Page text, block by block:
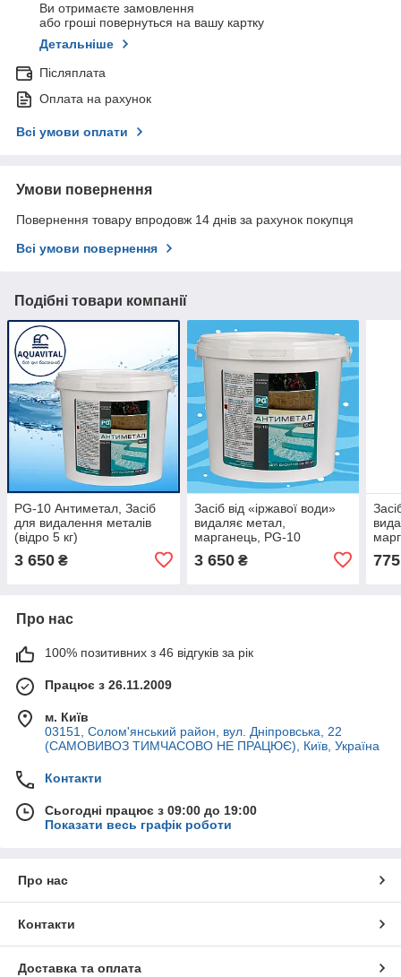
Ви отримаєте замовлення
або гроші повернуться на вашу картку
Детальніше
Післяплата
Оплата на рахунок
Всі умови оплати
Умови повернення
Повернення товару впродовж 14 днів за рахунок покупця
Всі умови повернення
Подібні товари компанії
PG-10 Антиметал, Засіб
для видалення металів
(відро 5 кг)
3 650 ₴
Засіб від «іржавої води»
видаляє метал,
марганець, PG-10
3 650₴ 775
Про нас
100% позитивних з 46 відгуків за рік
Працює з 26.11.2009
м. Київ
03151, Солом'янський район, вул. Дніпровська, 22
(САМОВИВОЗ ТИМЧАСОВО НЕ ПРАЦЮЄ), Київ, Україна
Контакти
Сьогодні працює з 09:00 до 19:00
Показати весь графік роботи
Про нас
Контакти
Доставка та оплата